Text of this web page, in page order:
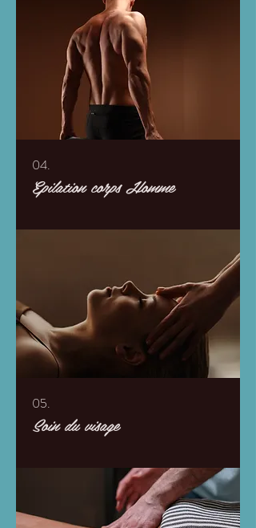
04.
Epilation corps Homme
05.
Soin du visage